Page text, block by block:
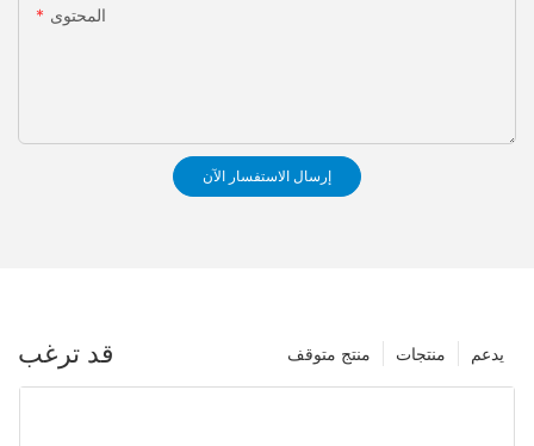
المحتوى
إرسال الاستفسار الآن
قد ترغب يدعم منتجات منتج متوقف